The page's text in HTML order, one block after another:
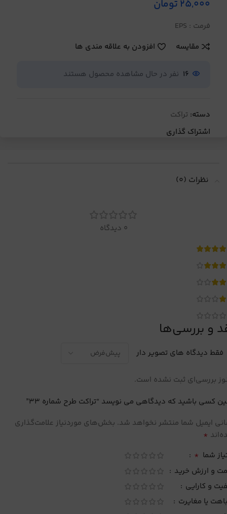
25,000تومان
فرمت : EPS
مقایسه
افزودن به علاقه مندی ها
16 نفر در حال مشاهده محصول هستند
دسته: تراکت
اشتراک گذاری
نظرات (0)
0 دیدگاه
و بررسی‌ها
فقط دیدگاه های تصویر دار
بررسی‌ای ثبت نشده است.
کسی باشید که دیدگاهی می نویسد “تراکت طرح شماره 33”
ایمیل شما منتشر نخواهد شد. بخش‌های موردنیاز علامت‌گذاری
*
شما *
و ارزش خرید
و کارایی
یا مغایرت